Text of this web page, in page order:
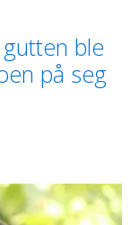
ble
på seg